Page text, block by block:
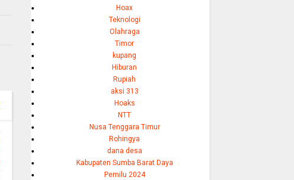
Hoax
Teknologi
Olahraga
Timor
kupang
Hiburan
Rupiah
aksi 313
Hoaks
NTT
Nusa Tenggara Timur
Rohingya
dana desa
Kabupaten Sumba Barat Daya
Pemilu 2024